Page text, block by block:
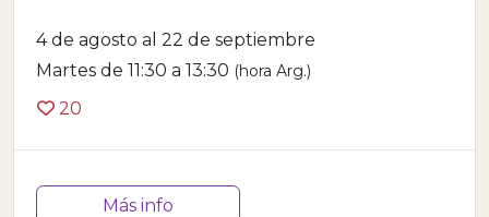
4 de agosto al 22 de septiembre
Martes de 11:30 a 13:30 (hora Arg.)
20
Más info